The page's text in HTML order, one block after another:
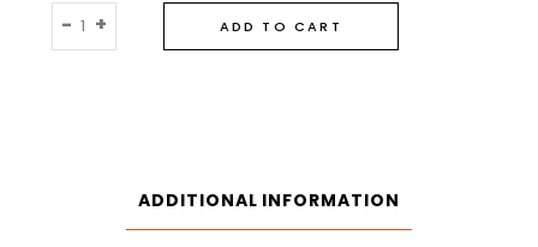
Alexandre
J
- + ADD TO CART
ADDITIONAL INFORMATION